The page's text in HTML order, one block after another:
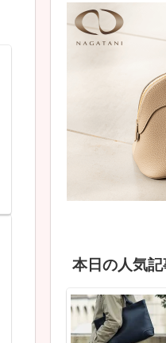
本日の人気記